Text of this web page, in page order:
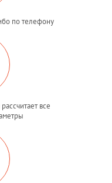
по телефону
все